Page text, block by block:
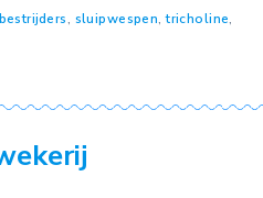
Hergo
en het project